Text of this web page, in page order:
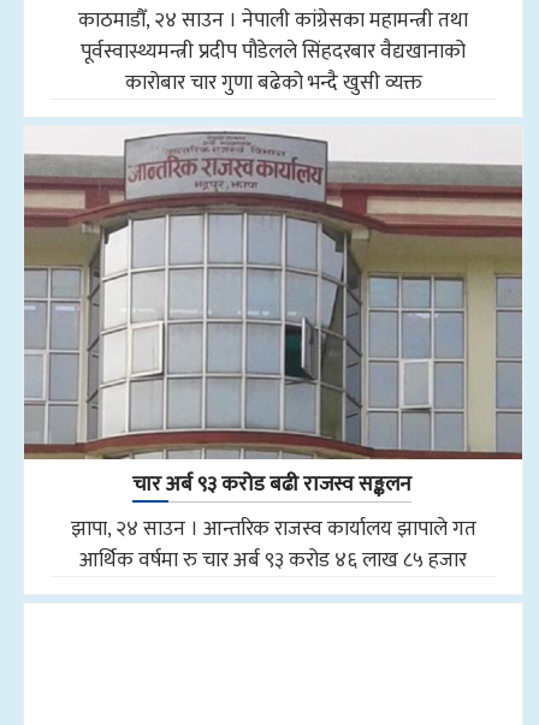
काठमाडौँ, २४ साउन । नेपाली कांग्रेसका महामन्त्री तथा
पूर्वस्वास्थ्यमन्त्री प्रदीप पौडेलले सिंहदरबार वैद्यखानाको
कारोबार चार गुणा बढेको भन्दै खुसी व्यक्त
चार अर्ब ९३ करोड बढी राजस्व सङ्कलन
झापा, २४ साउन । आन्तरिक राजस्व कार्यालय झापाले गत
आर्थिक वर्षमा रु चार अर्ब ९३ करोड ४६ लाख ८५ हजार